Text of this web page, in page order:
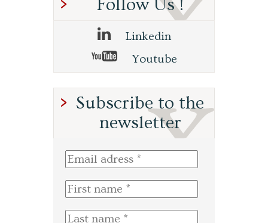
Follow Us !
Linkedin
Youtube
Subscribe to the
newsletter